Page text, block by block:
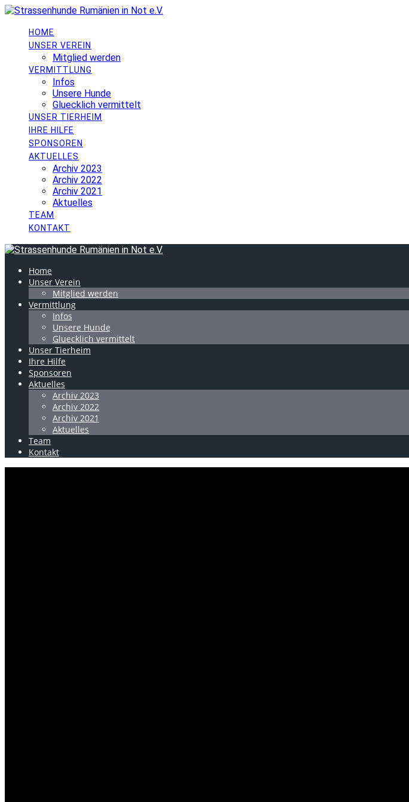
Skip
contentHOME
UNSER VEREIN
Mitglied werden
VERMITTLUNG
Infos
Unsere Hunde
Gluecklich vermittelt
UNSER TIERHEIM
IHRE HILFE
SPONSOREN
AKTUELLES
Archiv 2023
Archiv 2022
Archiv 2021
Aktuelles
TEAM
KONTAKT
Home
Unser Verein
Mitglied werden
Vermittlung
Infos
Unsere Hunde
Gluecklich vermittelt
Unser Tierheim
Ihre Hilfe
Sponsoren
Aktuelles
Archiv 2023
Archiv 2022
Archiv 2021
Aktuelles
Team
Kontakt